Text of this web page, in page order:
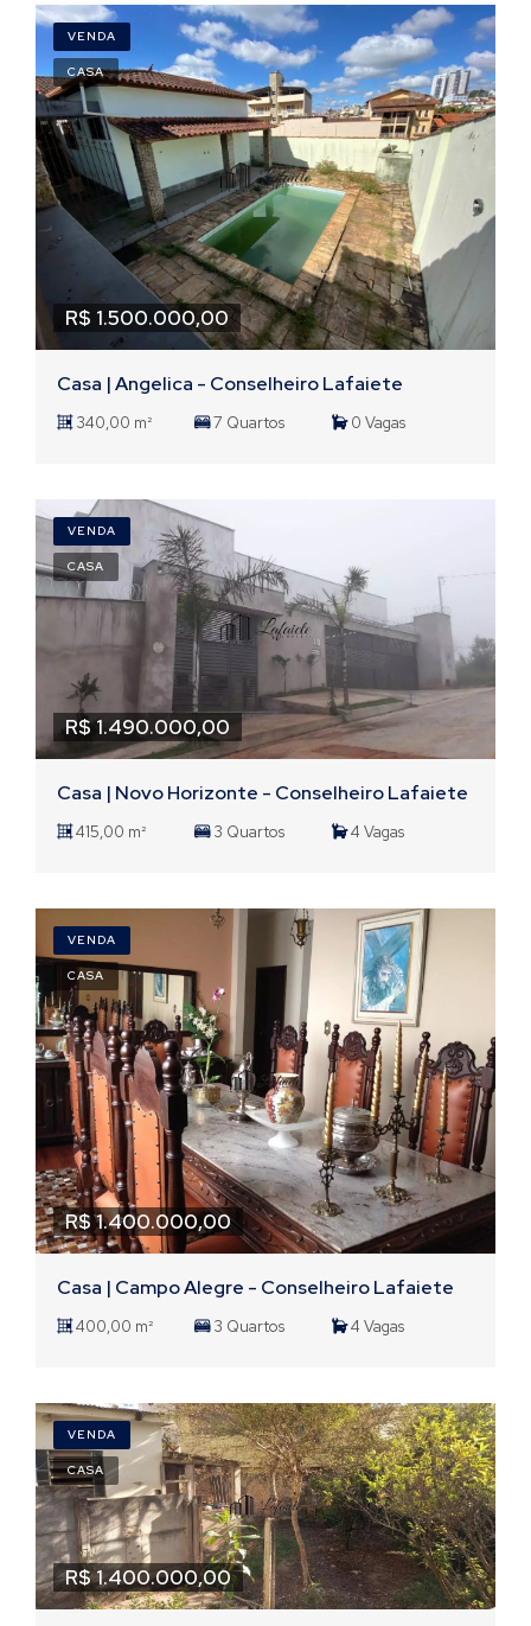
VENDA
CASA
R$ 1.500.000,00
Casa | Angelica - Conselheiro Lafaiete
340,00 m² 7 Quartos 0 Vagas
VENDA
CASA
R$ 1.490.000,00
Casa | Novo Horizonte - Conselheiro Lafaiete
415,00 m² 3 Quartos 4 Vagas
VENDA
CASA
R$ 1.400.000,00
Casa | Campo Alegre - Conselheiro Lafaiete
400,00 m² 3 Quartos 4 Vagas
VENDA
CASA
R$ 1.400.000,00